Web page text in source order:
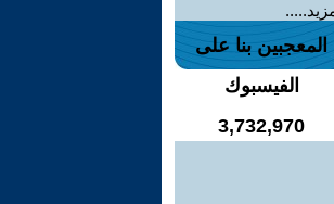
المعجبين بنا على
الفيسبوك
3,732,970